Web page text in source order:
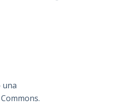
una
.